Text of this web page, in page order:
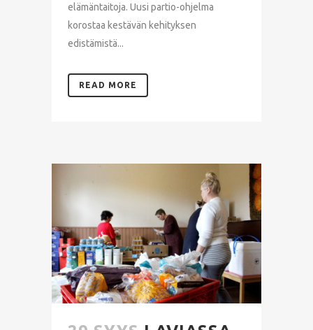
elämäntaitoja. Uusi partio-ohjelma
korostaa kestävän kehityksen
edistämistä...
READ MORE